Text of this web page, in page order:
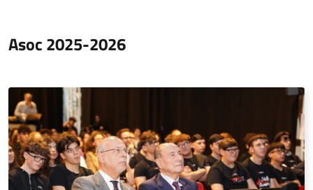
Asoc 2025-2026